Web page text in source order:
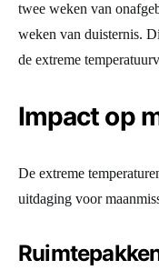
twee weken van
weken van duisternis.
de extreme
Impact op
De extreme
uitdaging voor